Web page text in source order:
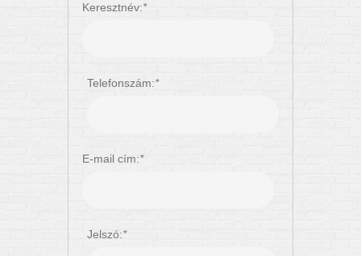
Keresztnév:*
Telefonszám:*
E-mail cím:*
Jelszó:*